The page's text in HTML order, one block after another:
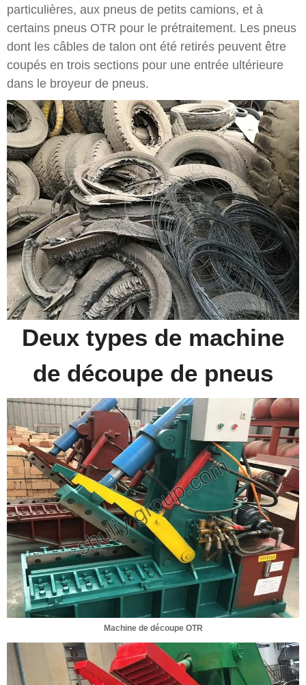
particulières, aux pneus de petits camions, et à
certains pneus OTR pour le prétraitement. Les pneus
dont les câbles de talon ont été retirés peuvent être
coupés en trois sections pour une entrée ultérieure
dans le broyeur de pneus.
Deux types de machine
de découpe de pneus
Machine de découpe OTR